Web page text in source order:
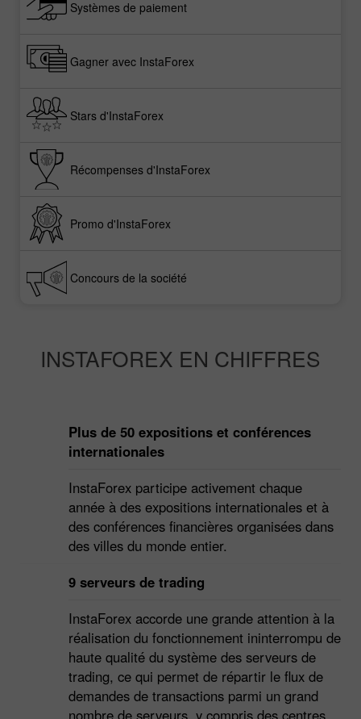
Systèmes de paiement
Gagner avec InstaForex
Stars d'InstaForex
Récompenses d'InstaForex
Promo d'InstaForex
Concours de la société
INSTAFOREX EN CHIFFRES
Plus de 50 expositions et conférences
internationales
InstaForex participe activement chaque
année à des expositions internationales et à
des conférences financières organisées dans
des villes du monde entier.
9 serveurs de trading
InstaForex accorde une grande attention à la
réalisation du fonctionnement ininterrompu de
haute qualité du système des serveurs de
trading, ce qui permet de répartir le flux de
demandes de transactions parmi un grand
nombre de serveurs, y compris des centres